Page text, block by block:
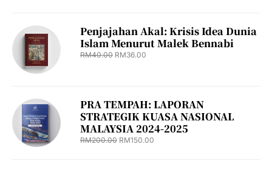
Penjajahan Akal: Krisis Idea Dunia
Islam Menurut Malek Bennabi
RM40.00 RM36.00
PRA TEMPAH: LAPORAN
STRATEGIK KUASA NASIONAL
MALAYSIA 2024-2025
RM200.00 RM150.00